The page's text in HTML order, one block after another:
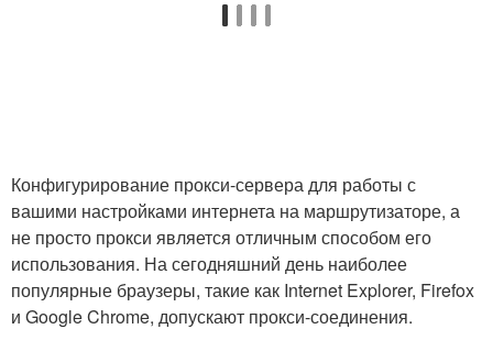
Конфигурирование прокси-сервера для работы с
вашими настройками интернета на маршрутизаторе, а
не просто прокси является отличным способом его
использования. На сегодняшний день наиболее
популярные браузеры, такие как Internet Explorer, Firefox
и Google Chrome, допускают прокси-соединения.